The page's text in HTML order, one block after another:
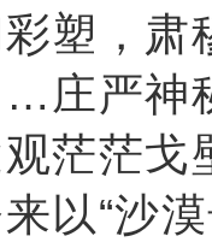
塑，肃
庄严神
茫茫戈
以“沙